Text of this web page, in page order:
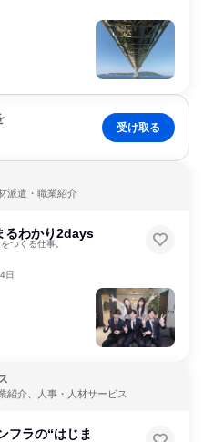
受け取る
派遣・職業紹介
るわかり2days
つくる仕事。
日
紹介、人事・人材サービス
フラの“はじま